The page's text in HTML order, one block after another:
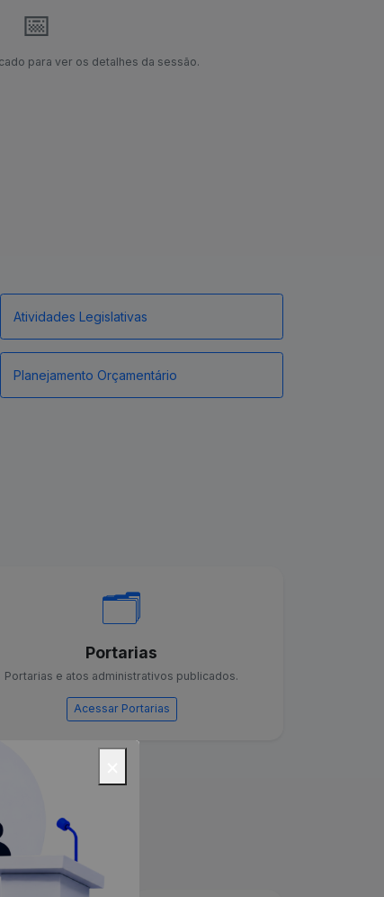
📅
para ver os detalhes da sessão.
Atividades Legislativas
Planejamento Orçamentário
🗂️
Portarias
Portarias e atos administrativos publicados.
Acessar Portarias